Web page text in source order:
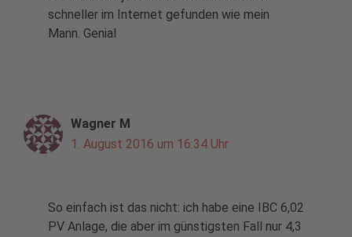
schneller im Internet gefunden wie mein
Mann. Genial
Wagner M
1. August 2016 um 16:34 Uhr
So einfach ist das nicht: ich habe eine IBC 6,02
PV Anlage, die aber im günstigsten Fall nur 4,3